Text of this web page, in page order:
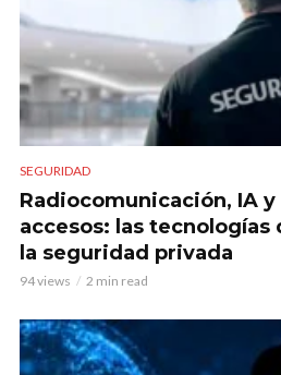
SEGURIDAD
Radiocomunicación, IA
accesos: las tecnologías
la seguridad privada
94 views 2 min read